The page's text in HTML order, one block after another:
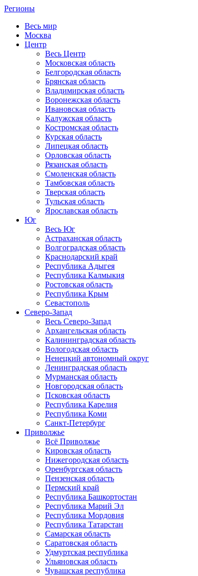
Регионы
Весь мир
Москва
Центр
Весь Центр
Московская область
Белгородская область
Брянская область
Владимирская область
Воронежская область
Ивановская область
Калужская область
Костромская область
Курская область
Липецкая область
Орловская область
Рязанская область
Смоленская область
Тамбовская область
Тверская область
Тульская область
Ярославская область
Юг
Весь Юг
Астраханская область
Волгоградская область
Краснодарский край
Республика Адыгея
Республика Калмыкия
Ростовская область
Республика Крым
Севастополь
Северо-Запад
Весь Северо-Запад
Архангельская область
Калининградская область
Вологодская область
Ненецкий автономный округ
Ленинградская область
Мурманская область
Новгородская область
Псковская область
Республика Карелия
Республика Коми
Санкт-Петербург
Приволжье
Всё Приволжье
Кировская область
Нижегородская область
Оренбургская область
Пензенская область
Пермский край
Республика Башкортостан
Республика Марий Эл
Республика Мордовия
Республика Татарстан
Самарская область
Саратовская область
Удмуртская республика
Ульяновская область
Чувашская республика